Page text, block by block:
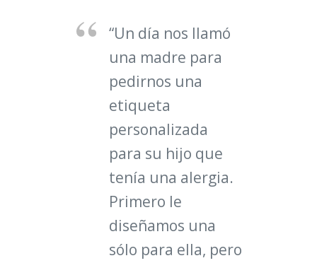
“Un día nos llamó
una madre para
pedirnos una
etiqueta
personalizada
para su hijo que
tenía una alergia.
Primero le
diseñamos una
sólo para ella, pero